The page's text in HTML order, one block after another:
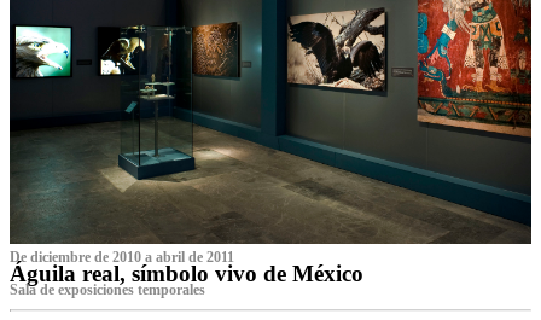
De diciembre de 2010 a abril de 2011
Águila real, símbolo vivo de México
Sala de exposiciones temporales